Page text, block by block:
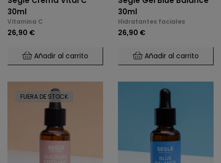
30ml
Vitamina C
26,90 €
Añadir al carrito
30ml
Hidratantes faciales
26,90 €
Añadir al carrito
FUERA DE STOCK